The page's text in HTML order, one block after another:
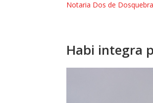
Notaria Dos de
Habi integra